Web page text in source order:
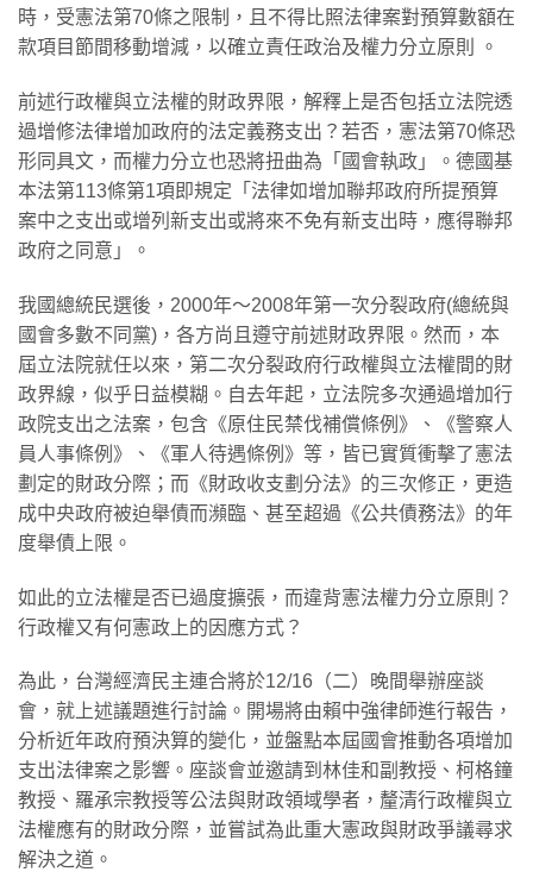
時，受憲法第70條之限制，且不得比照法律案對預算數額在
款項目節間移動增減，以確立責任政治及權力分立原則 。
​前述行政權與立法權的財政界限，解釋上是否包括立法院透
過增修法律增加政府的法定義務支出？若否，憲法第70條恐
形同具文，而權力分立也恐將扭曲為「國會執政」。德國基
本法第113條第1項即規定「法律如增加聯邦政府所提預算
案中之支出或增列新支出或將來不免有新支出時，應得聯邦
政府之同意」。
​我國總統民選後，2000年～2008年第一次分裂政府(總統與
國會多數不同黨)，各方尚且遵守前述財政界限。然而，本
屆立法院就任以來，第二次分裂政府行政權與立法權間的財
政界線，似乎日益模糊。自去年起，立法院多次通過增加行
政院支出之法案，包含《原住民禁伐補償條例》、《警察人
員人事條例》、《軍人待遇條例》等，皆已實質衝擊了憲法
劃定的財政分際；而《財政收支劃分法》的三次修正，更造
成中央政府被迫舉債而瀕臨、甚至超過《公共債務法》的年
度舉債上限。
​如此的立法權是否已過度擴張，而違背憲法權力分立原則？
行政權又有何憲政上的因應方式？
​為此，台灣經濟民主連合將於12/16（二）晚間舉辦座談
會，就上述議題進行討論。開場將由賴中強律師進行報告，
分析近年政府預決算的變化，並盤點本屆國會推動各項增加
支出法律案之影響。座談會並邀請到林佳和副教授、柯格鐘
教授、羅承宗教授等公法與財政領域學者，釐清行政權與立
法權應有的財政分際，並嘗試為此重大憲政與財政爭議尋求
解決之道。